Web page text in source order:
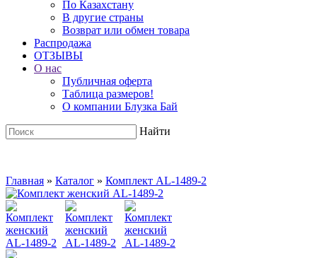
По Казахстану
В другие страны
Возврат или обмен товара
Распродажа
ОТЗЫВЫ
О нас
Публичная оферта
Таблица размеров!
О компании Блузка Бай
Найти
Главная » Каталог » Комплект AL-1489-2